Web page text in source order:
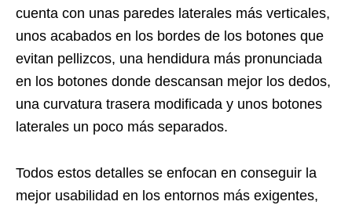
cuenta con unas paredes laterales más verticales,
unos acabados en los bordes de los botones que
evitan pellizcos, una hendidura más pronunciada
en los botones donde descansan mejor los dedos,
una curvatura trasera modificada y unos botones
laterales un poco más separados.
Todos estos detalles se enfocan en conseguir la
mejor usabilidad en los entornos más exigentes,